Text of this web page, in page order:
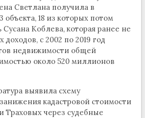
Светлана получила в
объекта, 18 из которых потом
Сусана Коблева, которая ранее не
с 2002 по 2019 год
недвижимости общей
около 520 миллионов
выявила схему
кадастровой стоимости
Траховых через судебные